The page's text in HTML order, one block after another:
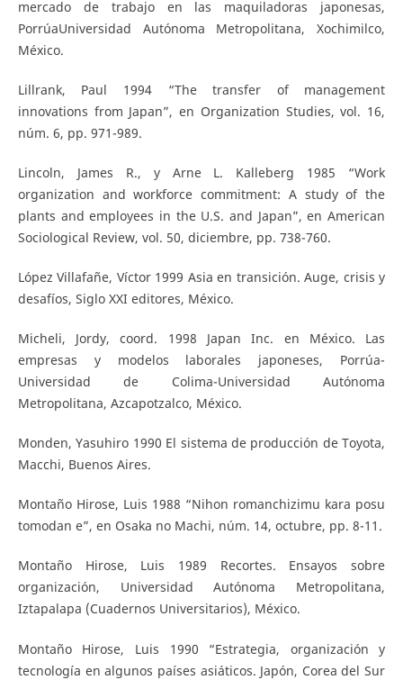
mercado de trabajo en las maquiladoras japonesas,
PorrúaUniversidad Autónoma Metropolitana, Xochimilco,
México.
Lillrank, Paul 1994 “The transfer of management
innovations from Japan”, en Organization Studies, vol. 16,
núm. 6, pp. 971-989.
Lincoln, James R., y Arne L. Kalleberg 1985 “Work
organization and workforce commitment: A study of the
plants and employees in the U.S. and Japan”, en American
Sociological Review, vol. 50, diciembre, pp. 738-760.
López Villafañe, Víctor 1999 Asia en transición. Auge, crisis y
desafíos, Siglo XXI editores, México.
Micheli, Jordy, coord. 1998 Japan Inc. en México. Las
empresas y modelos laborales japoneses, Porrúa-
Universidad de Colima-Universidad Autónoma
Metropolitana, Azcapotzalco, México.
Monden, Yasuhiro 1990 El sistema de producción de Toyota,
Macchi, Buenos Aires.
Montaño Hirose, Luis 1988 “Nihon romanchizimu kara posu
tomodan e”, en Osaka no Machi, núm. 14, octubre, pp. 8-11.
Montaño Hirose, Luis 1989 Recortes. Ensayos sobre
organización, Universidad Autónoma Metropolitana,
Iztapalapa (Cuadernos Universitarios), México.
Montaño Hirose, Luis 1990 “Estrategia, organización y
tecnología en algunos países asiáticos. Japón, Corea del Sur